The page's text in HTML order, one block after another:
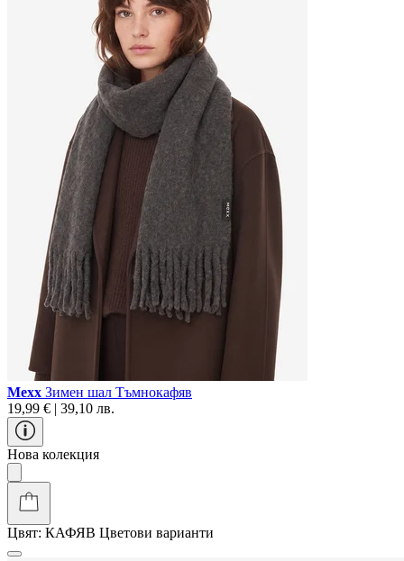
Mexx Зимен шал Тъмнокафяв
19,99 € | 39,10 лв.
Нова колекция
Цвят: КАФЯВ Цветови варианти